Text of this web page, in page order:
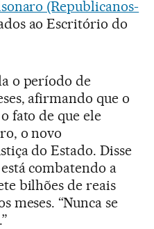
(Republicanos-
ao Escritório do
o período de
afirmando que o
fato de que ele
o novo
do Estado. Disse
combatendo a
bilhões de reais
meses. “Nunca se